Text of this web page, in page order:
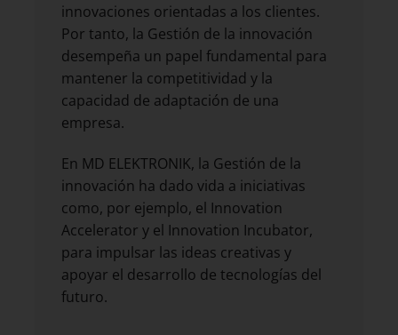
innovaciones orientadas a los clientes.
Por tanto, la Gestión de la innovación
desempeña un papel fundamental para
mantener la competitividad y la
capacidad de adaptación de una
empresa.
En MD ELEKTRONIK, la Gestión de la
innovación ha dado vida a iniciativas
como, por ejemplo, el Innovation
Accelerator y el Innovation Incubator,
para impulsar las ideas creativas y
apoyar el desarrollo de tecnologías del
futuro.